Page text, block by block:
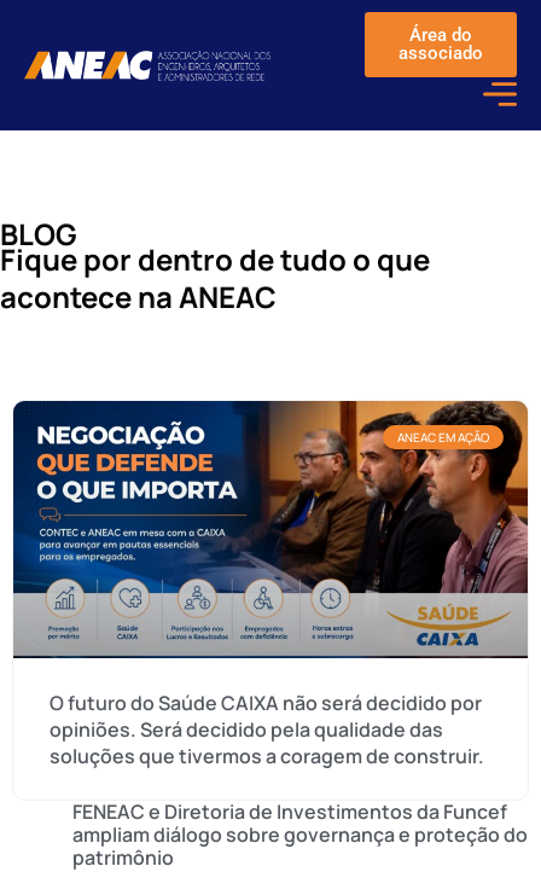
Área do
associado
BLOG
Fique por dentro de tudo o que
acontece na ANEAC
ANEAC EM AÇÃO
O futuro do Saúde CAIXA não será decidido por
opiniões. Será decidido pela qualidade das
soluções que tivermos a coragem de construir.
FENEAC e Diretoria de Investimentos da Funcef
ampliam diálogo sobre governança e proteção do
patrimônio